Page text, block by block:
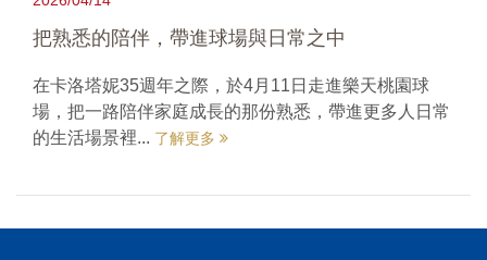
把熟悉的陪伴，帶進球場與日常之中
在卡洛塔妮35週年之際，於4月11日走進樂天桃園球
場，把一路陪伴家庭成長的那份熟悉，帶進更多人日常
的生活場景裡... 了解更多